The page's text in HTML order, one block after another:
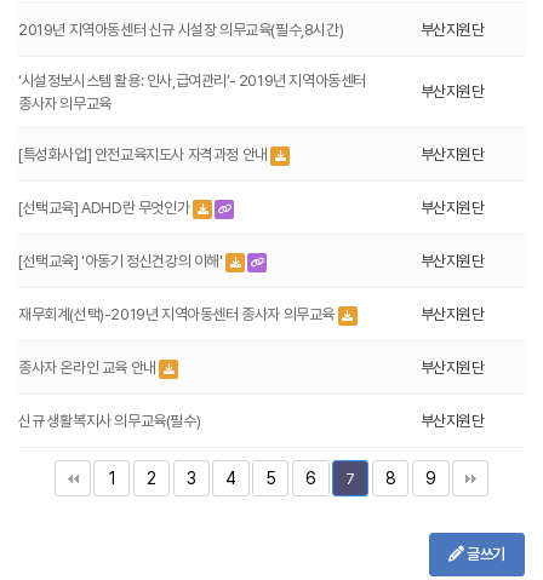
2019년 지역아동센터 신규 시설장 의무교육(필수,8시간) 부산지원단
‘시설정보시스템 활용: 인사,급여관리’- 2019년 지역아동센터
종사자 의무교육
부산지원단
[특성화사업] 안전교육지도사 자격과정 안내 부산지원단
[선택교육] ADHD란 무엇인가 부산지원단
[선택교육] '아동기 정신건강의 이해' 부산지원단
재무회계(선택)-2019년 지역아동센터 종사자 의무교육 부산지원단
종사자 온라인 교육 안내 부산지원단
신규 생활복지사 의무교육(필수) 부산지원단
1 2 3 4 5 6 7 8 9
글쓰기